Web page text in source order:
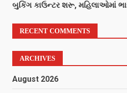
બુકિંગ કાઉન્ટર શરૂ, મહિલાઓમાં
RECENT COMMENTS
ARCHIVES
August 2026